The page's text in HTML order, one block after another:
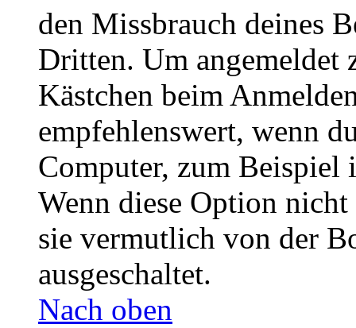
den Missbrauch deines
Dritten. Um angemeldet
Kästchen beim
empfehlenswert, wenn
Computer, zum Beispiel
Wenn diese Option
sie vermutlich von der
ausgeschaltet.
Nach oben